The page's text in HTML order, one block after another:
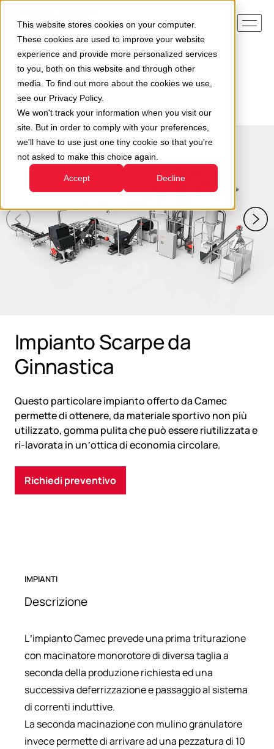
This website stores cookies on your computer.
These cookies are used to improve your website
experience and provide more personalized services
to you, both on this website and through other
media. To find out more about the cookies we use,
see our Privacy Policy.
We won't track your information when you visit our
site. But in order to comply with your preferences,
we'll have to use just one tiny cookie so that you're
not asked to make this choice again.
Accept Decline
Home
Le nostre divisioni
Divisione Impianti per il Riciclaggio
Impianti
Impianto Scarpe da Ginnastica
Impianto Scarpe da
Ginnastica
Questo particolare impianto offerto da Camec
permette di ottenere, da materiale sportivo non più
utilizzato, gomma pulita che può essere riutilizzata e
ri-lavorata in un’ottica di economia circolare.
Richiedi preventivo
IMPIANTI
Descrizione
L’impianto Camec prevede una prima triturazione
con macinatore monorotore di diversa taglia a
seconda della produzione richiesta ed una
successiva deferrizzazione e passaggio al sistema
di correnti induttive.
La seconda macinazione con mulino granulatore
invece permette di arrivare ad una pezzatura di 10